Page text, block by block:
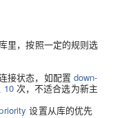
里，按照一定的规则选
接状态，如配置down-
10次，不适合选为新主
设置从库的优先